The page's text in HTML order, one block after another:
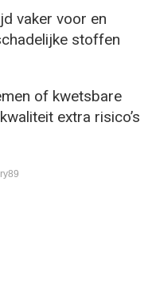
vaker voor en
stoffen
of kwetsbare
extra risico’s